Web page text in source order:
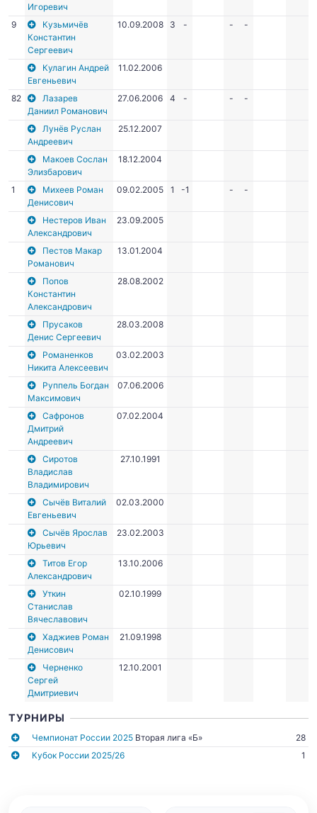
Игоревич
9
Кузьмичёв
Константин
Сергеевич
10.09.2008 3 - - -
Кулагин Андрей
Евгеньевич
11.02.2006
82
Лазарев
Даниил Романович
27.06.2006 4 - - -
Лунёв Руслан
Андреевич
25.12.2007
Макоев Сослан
Элизбарович
18.12.2004
1
Михеев Роман
Денисович
09.02.2005 1 -1 - -
Нестеров Иван
Александрович
23.09.2005
Пестов Макар
Романович
13.01.2004
Попов
Константин
Александрович
28.08.2002
Прусаков
Денис Сергеевич
28.03.2008
Романенков
Никита Алексеевич
03.02.2003
Руппель Богдан
Максимович
07.06.2006
Сафронов
Дмитрий
Андреевич
07.02.2004
Сиротов
Владислав
Владимирович
27.10.1991
Сычёв Виталий
Евгеньевич
02.03.2000
Сычёв Ярослав
Юрьевич
23.02.2003
Титов Егор
Александрович
13.10.2006
Уткин
Станислав
Вячеславович
02.10.1999
Хаджиев Роман
Денисович
21.09.1998
Черненко
Сергей
Дмитриевич
12.10.2001
ТУРНИРЫ
Чемпионат России 2025Вторая лига «Б»
28
Кубок России 2025/26
1